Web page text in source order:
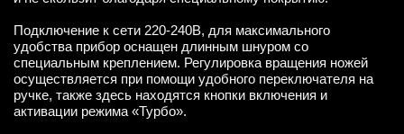
Подключение к сети 220-240В, для максимального
удобства прибор оснащен длинным шнуром со
специальным креплением. Регулировка вращения ножей
осуществляется при помощи удобного переключателя на
ручке, также здесь находятся кнопки включения и
активации режима «Турбо».